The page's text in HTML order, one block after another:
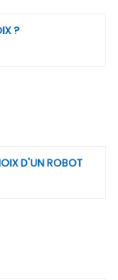
?
D'UN ROBOT